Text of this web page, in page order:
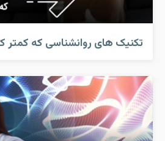
تکنیک های روانشناسی که کمتر